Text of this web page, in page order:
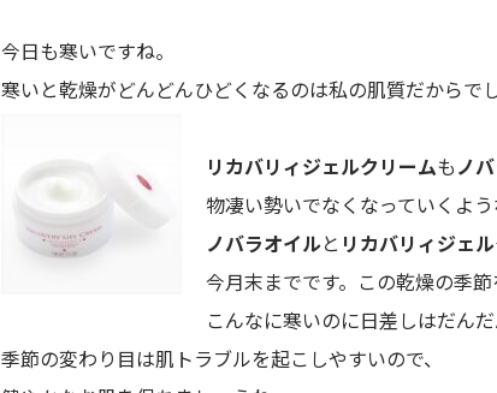
今日も寒いですね。
寒いと乾燥がどんどんひどくなるのは私の肌質だからで
リカバリィジェルクリームもノ
物凄い勢いでなくなっていくよう
ノバラオイルと リカバリィジェ
今月末までです。この乾燥の季節
こんなに寒いのに日差しはだんだ
季節の変わり目は肌トラブルを起こしやすいので、